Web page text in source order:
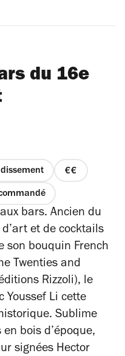
du 16e
prix
sur
bars. Ancien du
et de cocktails
son bouquin French
Twenties and
Rizzoli), le
Youssef Li cette
Sublime
bois d’époque,
signées Hector